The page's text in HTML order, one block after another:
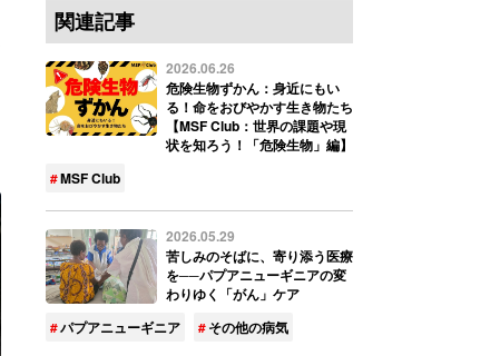
関連記事
2026.06.26
危険生物ずかん：身近にもい
る！命をおびやかす生き物たち
【MSF Club：世界の課題や現
状を知ろう！「危険生物」編】
MSF Club
2026.05.29
苦しみのそばに、寄り添う医療
を──パプアニューギニアの変
わりゆく「がん」ケア
パプアニューギニア
その他の病気